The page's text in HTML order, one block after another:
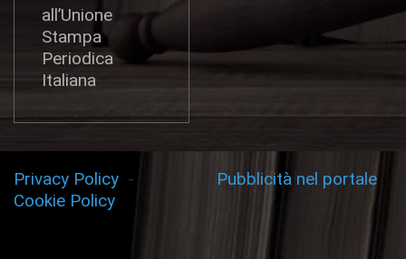
all’Unione
Stampa
Periodica
Italiana
Privacy Policy -
Cookie Policy
Pubblicità nel portale